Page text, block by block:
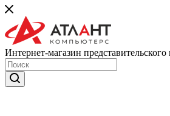
Интернет-магазин представительского